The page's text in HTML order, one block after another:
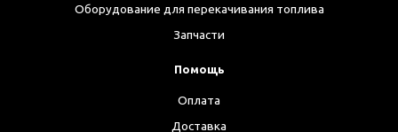
Оборудование для перекачивания топлива
Запчасти
Помощь
Оплата
Доставка